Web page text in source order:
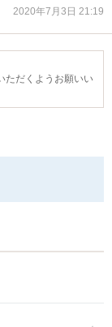
2020年7月3日 21:19
ただくようお願いい